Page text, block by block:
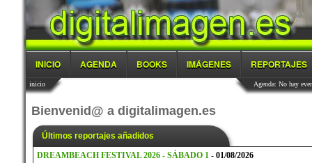
INICIO AGENDA BOOKS IMÁGENES REPORTAJES
inicio Agenda: No hay
Bienvenid@ a digitalimagen.es
Últimos reportajes añadidos
DREAMBEACH FESTIVAL 2026 - SÁBADO 1- 01/08/2026